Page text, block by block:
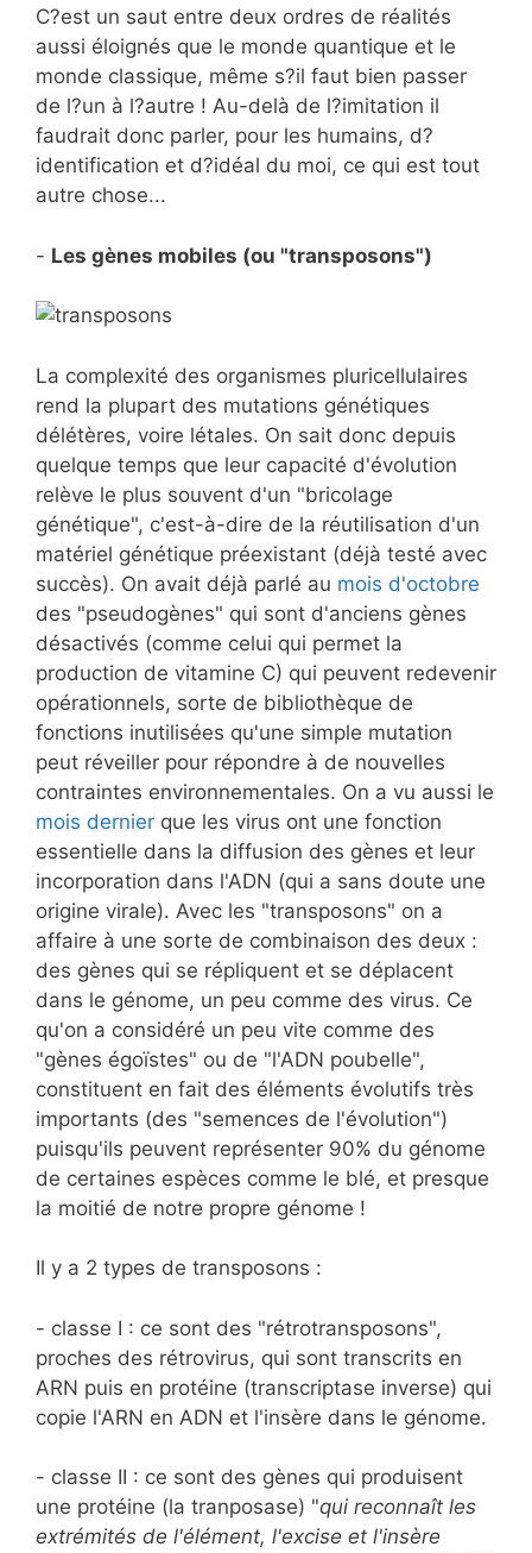
C?est un saut entre deux ordres de réalités
aussi éloignés que le monde quantique et le
monde classique, même s?il faut bien passer
de l?un à l?autre ! Au-delà de l?imitation il
faudrait donc parler, pour les humains, d?
identification et d?idéal du moi, ce qui est tout
autre chose...
- Les gènes mobiles (ou "transposons")
La complexité des organismes pluricellulaires
rend la plupart des mutations génétiques
délétères, voire létales. On sait donc depuis
quelque temps que leur capacité d'évolution
relève le plus souvent d'un "bricolage
génétique", c'est-à-dire de la réutilisation d'un
matériel génétique préexistant (déjà testé avec
succès). On avait déjà parlé au mois d'octobre
des "pseudogènes" qui sont d'anciens gènes
désactivés (comme celui qui permet la
production de vitamine C) qui peuvent redevenir
opérationnels, sorte de bibliothèque de
fonctions inutilisées qu'une simple mutation
peut réveiller pour répondre à de nouvelles
contraintes environnementales. On a vu aussi le
mois dernier que les virus ont une fonction
essentielle dans la diffusion des gènes et leur
incorporation dans l'ADN (qui a sans doute une
origine virale). Avec les "transposons" on a
affaire à une sorte de combinaison des deux :
des gènes qui se répliquent et se déplacent
dans le génome, un peu comme des virus. Ce
qu'on a considéré un peu vite comme des
"gènes égoïstes" ou de "l'ADN poubelle",
constituent en fait des éléments évolutifs très
importants (des "semences de l'évolution")
puisqu'ils peuvent représenter 90% du génome
de certaines espèces comme le blé, et presque
la moitié de notre propre génome !
Il y a 2 types de transposons :
- classe I : ce sont des "rétrotransposons",
proches des rétrovirus, qui sont transcrits en
ARN puis en protéine (transcriptase inverse) qui
copie l'ARN en ADN et l'insère dans le génome.
- classe II : ce sont des gènes qui produisent
une protéine (la tranposase) "qui reconnaît les
extrémités de l'élément, l'excise et l'insère